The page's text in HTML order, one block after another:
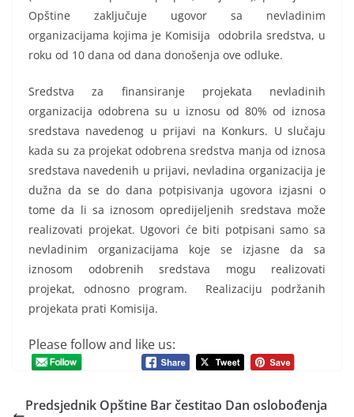
Opštine zaključuje ugovor sa nevladinim
organizacijama kojima je Komisija odobrila sredstva, u
roku od 10 dana od dana donošenja ove odluke.
Sredstva za finansiranje projekata nevladinih
organizacija odobrena su u iznosu od 80% od iznosa
sredstava navedenog u prijavi na Konkurs. U slučaju
kada su za projekat odobrena sredstva manja od iznosa
sredstava navedenih u prijavi, nevladina organizacija je
dužna da se do dana potpisivanja ugovora izjasni o
tome da li sa iznosom opredijeljenih sredstava može
realizovati projekat. Ugovori će biti potpisani samo sa
nevladinim organizacijama koje se izjasne da sa
iznosom odobrenih sredstava mogu realizovati
projekat, odnosno program. Realizaciju podržanih
projekata prati Komisija.
Please follow and like us:
Predsjednik Opštine Bar čestitao Dan oslobođenja